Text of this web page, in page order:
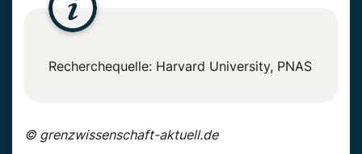
Recherchequelle: Harvard University, PNAS
© grenzwissenschaft-aktuell.de